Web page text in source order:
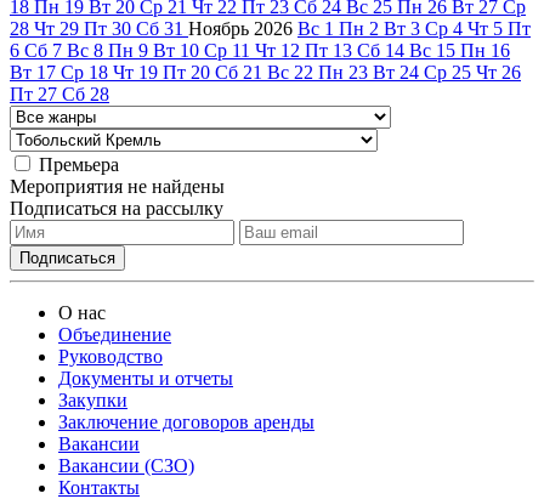
18 Пн 19 Вт 20 Ср 21 Чт 22 Пт 23 Сб 24 Вс 25 Пн 26 Вт 27 Ср
28 Чт 29 Пт 30 Сб 31 Ноябрь 2026 Вс 1 Пн 2 Вт 3 Ср 4 Чт 5 Пт
6 Сб 7 Вс 8 Пн 9 Вт 10 Ср 11 Чт 12 Пт 13 Сб 14 Вс 15 Пн 16
Вт 17 Ср 18 Чт 19 Пт 20 Сб 21 Вс 22 Пн 23 Вт 24 Ср 25 Чт 26
Пт 27 Сб 28
Премьера
Мероприятия не найдены
Подписаться на рассылку
О нас
Объединение
Руководство
Документы и отчеты
Закупки
Заключение договоров аренды
Вакансии
Вакансии (СЗО)
Контакты